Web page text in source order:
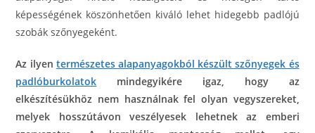
képességének köszönhetően kiváló lehet hidegebb padlójú
szobák szőnyegeként.
Az ilyen természetes alapanyagokból készült szőnyegek és
padlóburkolatok mindegyikére igaz, hogy az
elkészítésükhöz nem használnak fel olyan vegyszereket,
melyek hosszútávon veszélyesek lehetnek az emberi